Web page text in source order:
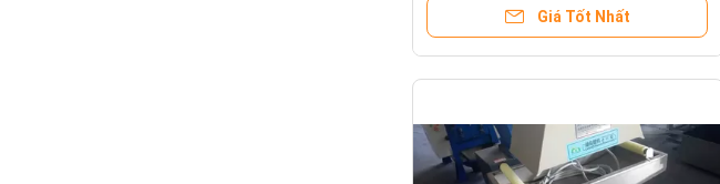
Giá Tốt Nhất